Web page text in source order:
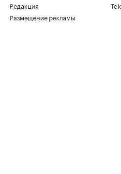
Редакция
Размещение рекламы